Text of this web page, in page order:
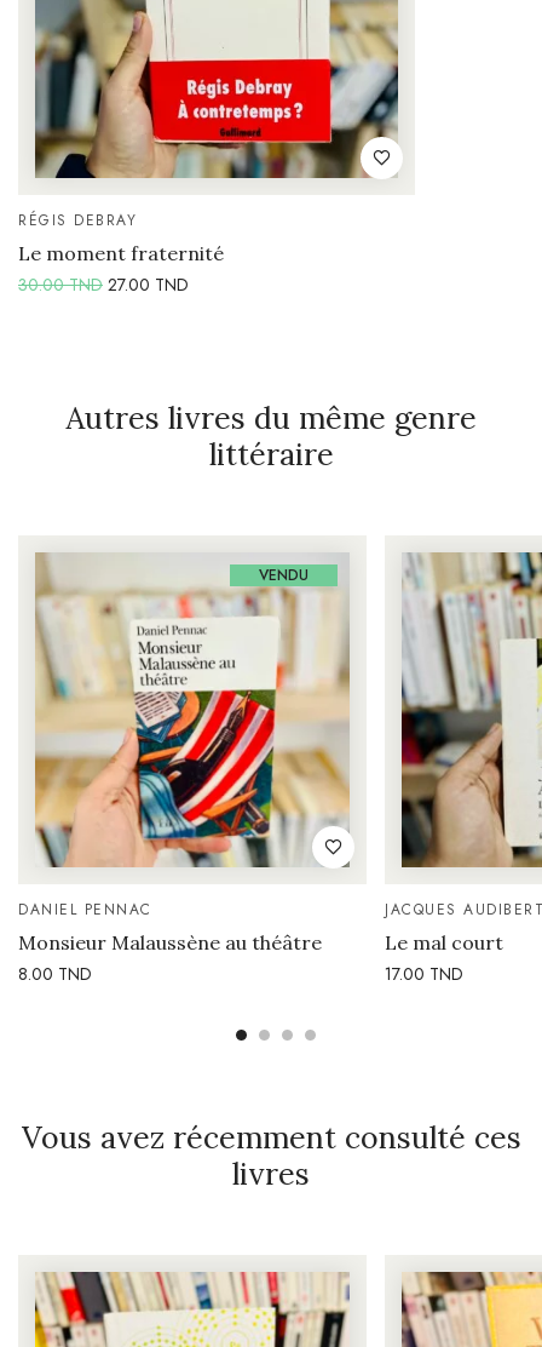
RÉGIS DEBRAY
Le moment fraternité
30.00TND 27.00 TND
Autres livres du même genre
littéraire
VENDU
DANIEL PENNAC
Monsieur Malaussène au théâtre
8.00 TND
JACQUES
Le mal court
17.00 TND
Vous avez récemment consulté ces
livres